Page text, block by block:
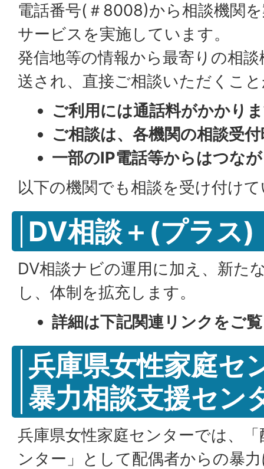
電話番号(＃8008)から相談機関
サービスを実施しています。
発信地等の情報から最寄りの相
送され、直接ご相談いただくこ
ご利用には通話料がかかり
ご相談は、各機関の相談受
一部のIP電話等からはつな
以下の機関でも相談を受け付け
DV相談＋(プラス)
DV相談ナビの運用に加え、新た
し、体制を拡充します。
詳細は下記関連リンクをご
兵庫県女性家庭セ
暴力相談支援セン
兵庫県女性家庭センターでは、
ンター」として配偶者からの暴